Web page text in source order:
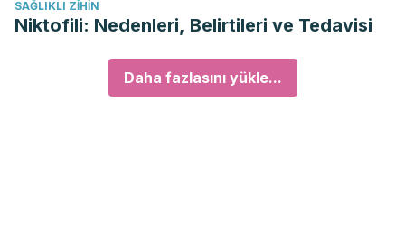
SAĞLIKLI ZIHIN
Niktofili: Nedenleri, Belirtileri ve Tedavisi
Daha fazlasını yükle...